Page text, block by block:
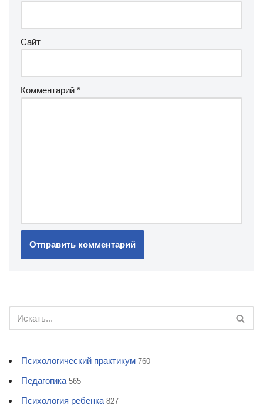
Сайт
Комментарий *
Психологический практикум 760
Педагогика 565
Психология ребенка 827